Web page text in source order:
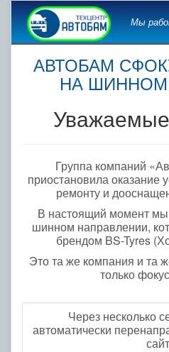
Мы
АВТОБАМ
НА ШИННОМ
Группа компаний
приостановила оказание
ремонту и
В настоящий момент
шинном направлении,
брендом BS-Tyres
Это та же компания и та
только
Через несколько
автоматически